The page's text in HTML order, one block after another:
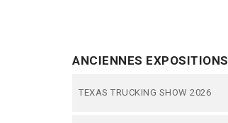
ANCIENNES EXPOSITIONS
TEXAS TRUCKING SHOW 2026